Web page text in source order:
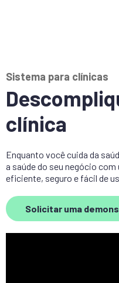
Sistema para clínicas
clínica
Enquanto você cuida da
a saúde do seu negócio com
eficiente, seguro e fácil de
Solicitar uma